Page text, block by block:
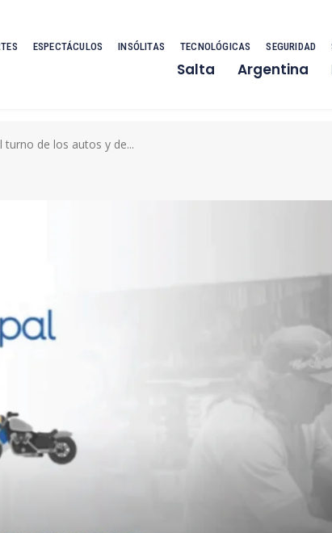
ESPECTÁCULOS INSÓLITAS TECNOLÓGICAS SEGURIDAD
Salta Argentina
turno de los autos y de...